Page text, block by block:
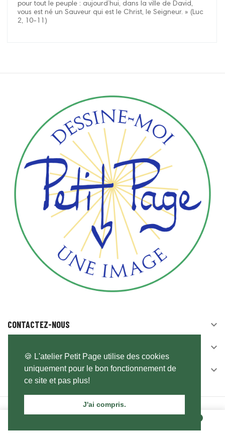
🍪 L'atelier Petit Page utilise des cookies
uniquement pour le bon fonctionnement de
ce site et pas plus!
J'ai compris.
pour tout le peuple : aujourd’hui, dans la ville de David,
vous est né un Sauveur qui est le Christ, le Seigneur. » (Luc
2, 10-11)
CONTACTEZ-NOUS 

NEWSLETTER 
© 2026 - Logiciel de commerce électronique par PrestaShop™